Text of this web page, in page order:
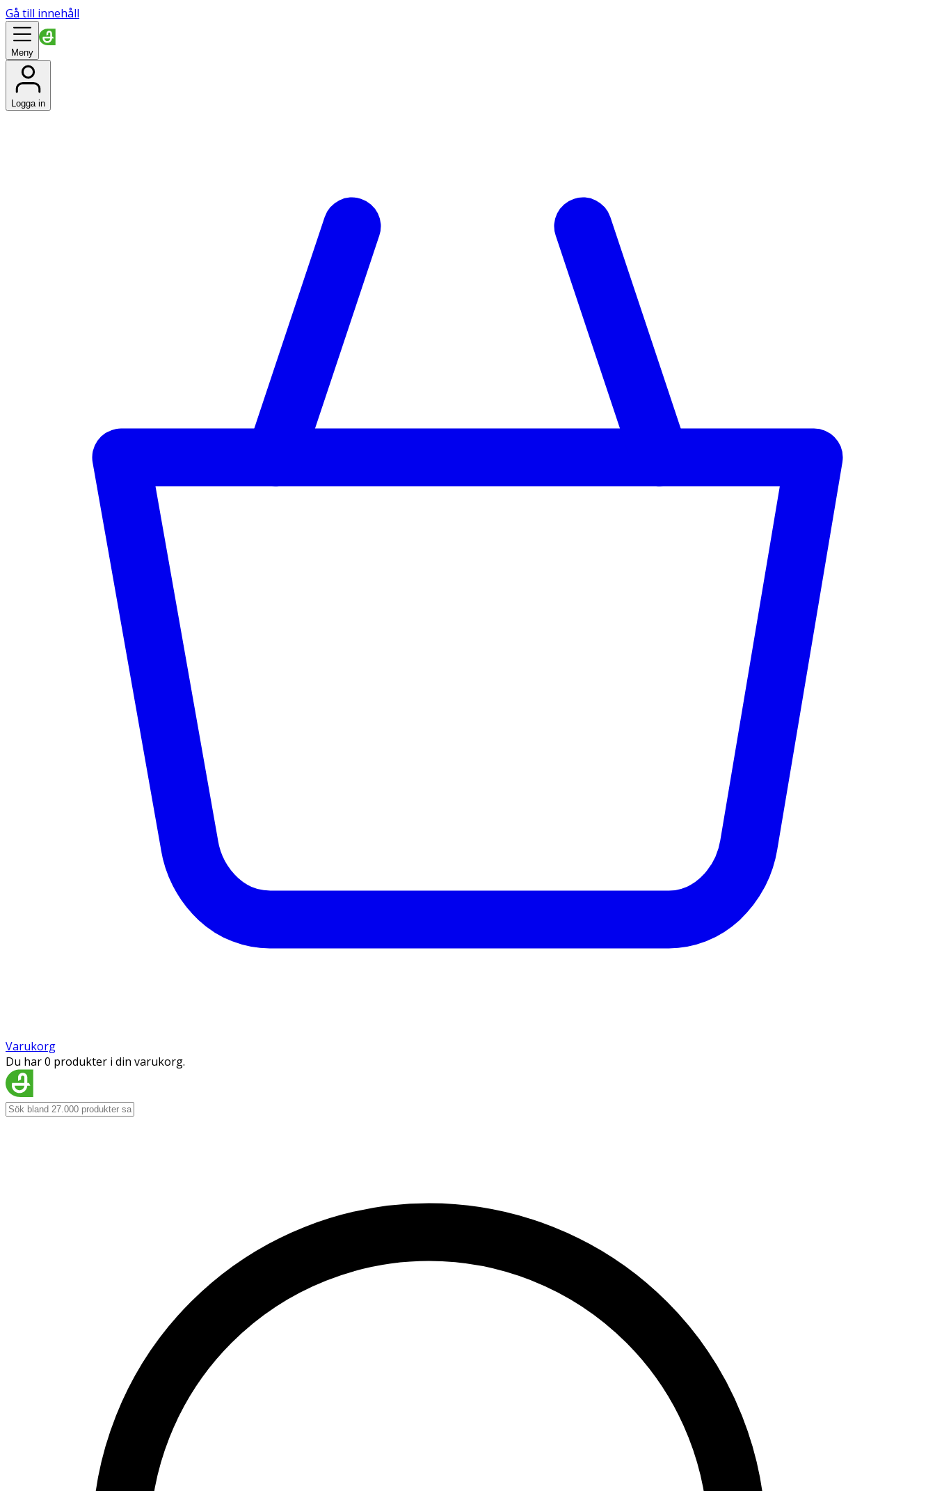
Gå till innehåll
Meny
Logga in
Varukorg
Du har 0 produkter i din varukorg.